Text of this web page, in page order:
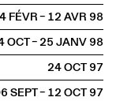
FÉVR – 12 AVR1998
OCT – 25 JANV1998
24 OCT1997
SEPT – 12 OCT1997